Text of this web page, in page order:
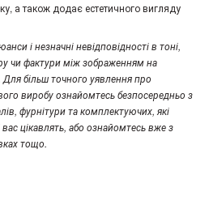
а також додає естетичного вигляду
і незначні невідповідності в тоні,
чи фактури між зображенням на
більш точного уявлення про
виробу ознайомтесь безпосередньо з
фурнітури та комплектуючих, які
цікавлять, або ознайомтесь вже з
тощо.